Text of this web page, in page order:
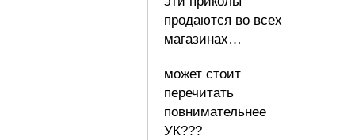
продаются во всех
магазинах…
может стоит
перечитать
повнимательнее
УК???